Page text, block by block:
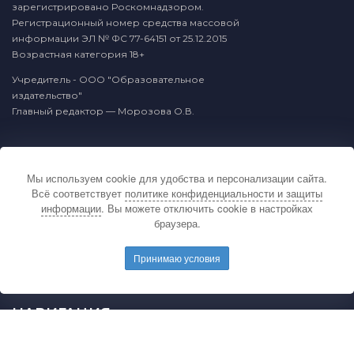
По вопросам связанным с публикацией
материалов на сайте издательства и выдачей
подтверждающих документов обращайтесь на
электронную почту редакции.
mail@pedarticles.ru
+7 (499) 113-47-87
зарегистрировано Роскомнадзором.
Регистрационный номер средства массовой
информации ЭЛ № ФС 77-64151 от 25.12.2015
Возрастная категория 18+
Учредитель - ООО "Образовательное
издательство"
Главный редактор — Морозова О.В.
НАВИГАЦИЯ
Мы используем cookie для удобства и персонализации сайта.
Всё соответствует политике конфиденциальности и защиты
информации. Вы можете отключить cookie в настройках
браузера.
Принимаю условия